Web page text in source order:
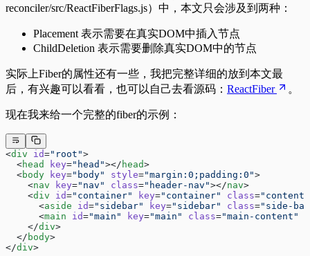
reconciler/src/ReactFiberFlags.js）中，本文只会涉及到两种：
Placement 表示需要在真实DOM中插入节点
ChildDeletion 表示需要删除真实DOM中的节点
实际上Fiber的属性还有一些，我把完整详细的放到本文最
后，有兴趣可以看看，也可以自己去看源码： ReactFiber 。
现在我来给一个完整的fiber的示例：
<div id="root">
  <
head key="head"></ head>
  <
body key="body" style="margin:0;padding:0">
    <
nav key="nav" class="header-nav"></nav>
    <
div id="container" key="container" class=
      <
aside id="sidebar" key="sidebar" class="side-
      <
main id="main" key="main" class="main-content"
    </
div>
  </
body>
</div>